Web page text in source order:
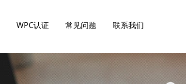
WPC认证 常见问题 联系我们